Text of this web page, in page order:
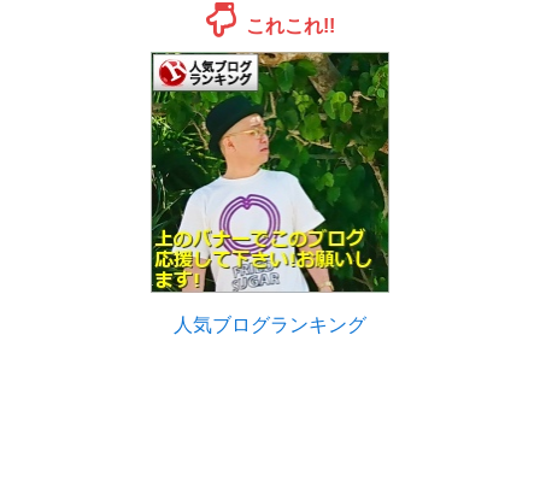
これこれ!!
人気ブログランキング